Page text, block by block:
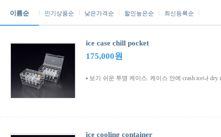
이름순 인기상품순 낮은가격순 할인높은순 최신등록순
ice case chill pocket
175,000원
▪ 보기 쉬운 투명 케이스. 케이스 안에 crash ice나 dry
ice cooling container